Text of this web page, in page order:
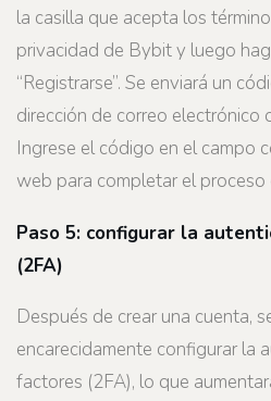
la casilla que acepta los
privacidad de Bybit y luego
“Registrarse”. Se enviará un
dirección de correo electrónico
Ingrese el código en el campo
web para completar el proceso
Paso 5: configurar la
(2FA)
Después de crear una cuenta,
encarecidamente configurar la
factores (2FA), lo que